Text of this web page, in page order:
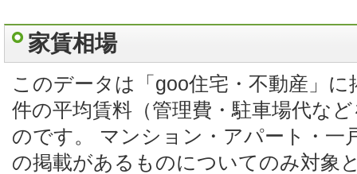
家賃相場
このデータは「goo住宅・不動産」
件の平均賃料（管理費・駐車場代な
のです。 マンション・アパート・一
の掲載があるものについてのみ対象